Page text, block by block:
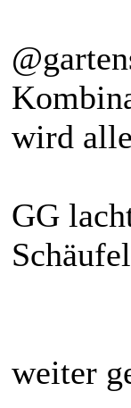
wird
GG
weiter